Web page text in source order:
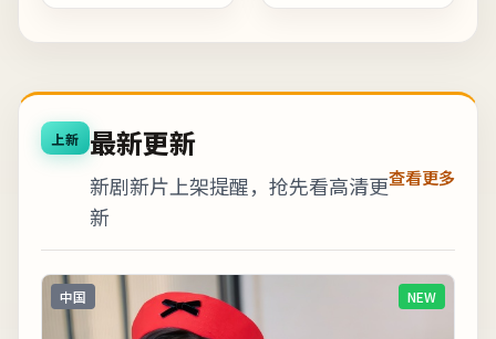
上新 最新更新
新剧新片上架提醒，抢先看高清更
新
查看更多
中国 NEW